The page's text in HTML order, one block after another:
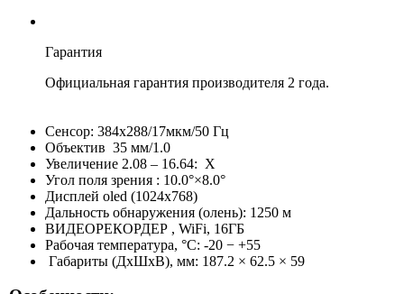
Гарантия
Официальная гарантия производителя 2 года.
Сенсор: 384x288/17мкм/50 Гц
Объектив 35 мм/1.0
Увеличение 2.08 – 16.64: X
Угол поля зрения : 10.0°×8.0°
Дисплей oled (1024x768)
Дальность обнаружения (олень): 1250 м
ВИДЕОРЕКОРДЕР , WiFi, 16ГБ
Рабочая температура, °C: -20 − +55
Габариты (ДxШxВ), мм: 187.2 × 62.5 × 59